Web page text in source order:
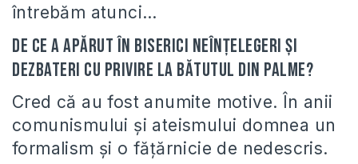
întrebăm atunci…
De ce a apărut în biserici neînţelegeri şi
dezbateri cu privire la bătutul din palme?
Cred că au fost anumite motive. În anii
comunismului şi ateismului domnea un
formalism şi o făţărnicie de nedescris.